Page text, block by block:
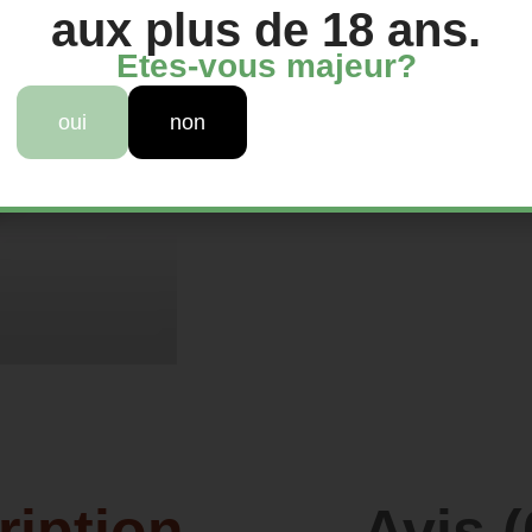
aux plus de 18 ans.
Etes-vous majeur?
oui non